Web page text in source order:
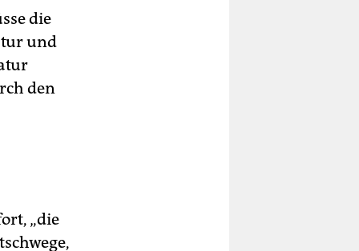
die
und
den
„die